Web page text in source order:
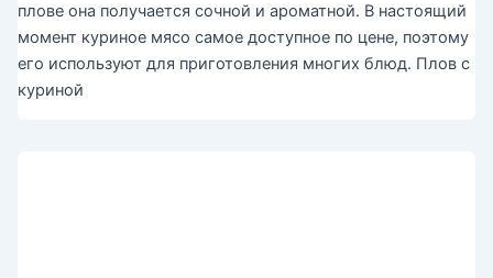
плове она получается сочной и ароматной. В настоящий
момент куриное мясо самое доступное по цене, поэтому
его используют для приготовления многих блюд. Плов с
куриной